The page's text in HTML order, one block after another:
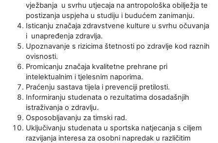
vježbanja u svrhu utjecaja na antropološka obilježja te
postizanja uspjeha u studiju i budućem zanimanju.
Isticanju značaja zdravstvene kulture u svrhu očuvanja
i unapređenja zdravlja.
Upoznavanje s rizicima štetnosti po zdravlje kod raznih
ovisnosti.
Promicanju značaja kvalitetne prehrane pri
intelektualnim i tjelesnim naporima.
Praćenju sastava tijela i prevenciji pretilosti.
Informiranju studenata o rezultatima dosadašnjih
istraživanja o zdravlju.
Osposobljavanju za timski rad.
Uključivanju studenata u sportska natjecanja s ciljem
razvijanja interesa za osobni napredak u različitim